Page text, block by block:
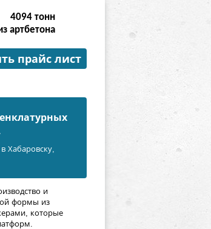
16382тонн
артбетона
прайс лист
Хабаровску,
и
формы из
которые